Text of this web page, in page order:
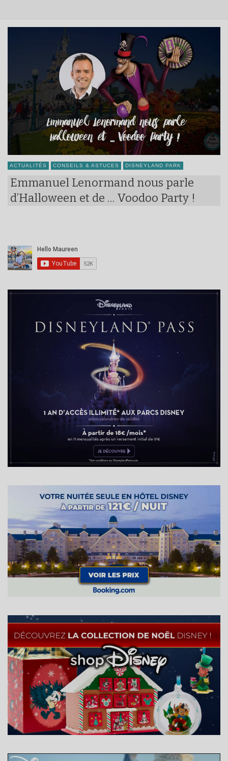
ACTUALITÉS CONSEILS & ASTUCES DISNEYLAND PARK
Emmanuel Lenormand nous parle
d’Halloween et de … Voodoo Party !